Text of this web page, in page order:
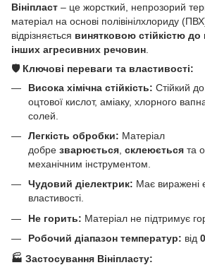
Вініпласт – це жорсткий, непрозорий
матеріал на основі полівінілхлориду
відрізняється винятковою стійкістю до
інших агресивних речовин
🛡️ Ключові переваги та властивості:
Висока хімічна стійкість: Стійкий до
оцтової кислот, аміаку, хлорного
солей.
Легкість обробки: Матеріал
добре зварюється склеюється та
механічним інструментом.
Чудовий діелектрик: Має виражені
властивості.
Не горить: Матеріал не підтримує
Робочий діапазон температур: від
🏭 Застосування Вініпласту: